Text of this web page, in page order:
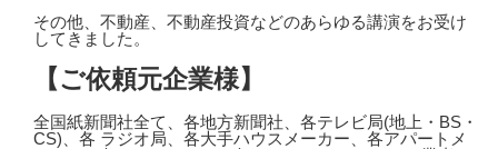
その他、不動産、不動産投資などのあらゆる講演をお受け
してきました。
【ご依頼元企業様】
全国紙新聞社全て、各地方新聞社、各テレビ局(地上・BS・
CS)、各 ラジオ局、各大手ハウスメーカー、各アパートメ